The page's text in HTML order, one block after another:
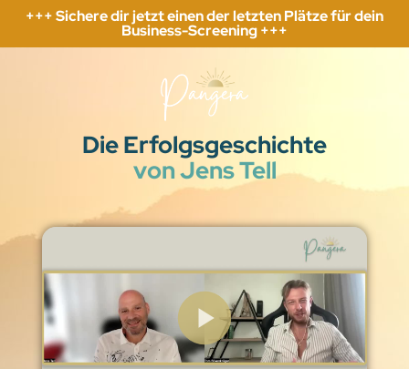
+++ Sichere dir jetzt einen der letzten Plätze für dein
Business-Screening +++
Die Erfolgsgeschichte
von Jens Tell